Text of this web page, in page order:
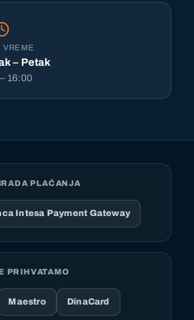
VREME
– Petak
16:00
PLAĆANJA
Intesa Payment Gateway
PRIHVATAMO
Maestro DinaCard